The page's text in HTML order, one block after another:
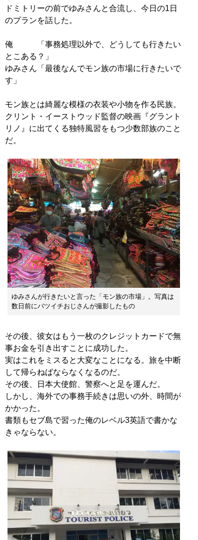
ドミトリーの前でゆみさんと合流し、今日の1日
のプランを話した。
俺 「事務処理以外で、どうしても行きたい
とこある？」
ゆみさん「最後なんでモン族の市場に行きたいで
す」
モン族とは綺麗な模様の衣装や小物を作る民族。
クリント・イーストウッド監督の映画『グラント
リノ』に出てくる独特風習をもつ少数部族のこと
だ。
ゆみさんが行きたいと言った「モン族の市場」。写真は
数日前にバツイチおじさんが撮影したもの
その後、彼女はもう一枚のクレジットカードで無
事お金を引き出すことに成功した。
実はこれをミスると大変なことになる。旅を中断
して帰らねばならなくなるのだ。
その後、日本大使館、警察へと足を運んだ。
しかし、海外での事務手続きは思いの外、時間が
かかった。
書類もセブ島で習った俺のレベル3英語で書かな
きゃならない。